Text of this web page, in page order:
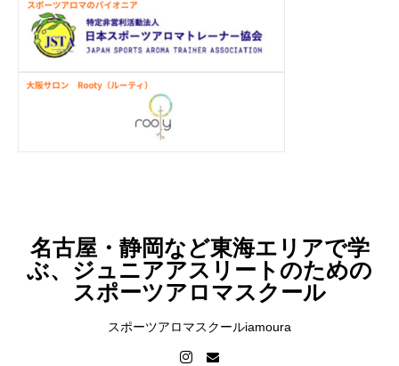
名古屋・静岡など東海エリアで学
ぶ、ジュニアアスリートのための
スポーツアロマスクール
スポーツアロマスクールiamoura